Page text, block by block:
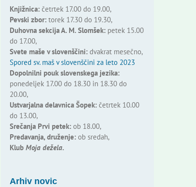
Knjižnica:četrtek 17.00 do 19.00,
Pevski zbor:torek 17.30 do 19.30,
Duhovna sekcija A. M. Slomšek:petek 15.00
do 17.00,
Svete maše v slovenščini:dvakrat mesečno,
Spored sv. maš v slovenščini za leto 2023
Dopolnilni pouk slovenskega jezika:
ponedeljek 17.00 do 18.30 in 18.30 do
20.00,
Ustvarjalna delavnica Šopek:četrtek 10.00
do 13.00,
Srečanja Prvi petek:ob 18.00,
Predavanja, druženje:ob sredah,
Klub Moja dežela.
Arhiv novic